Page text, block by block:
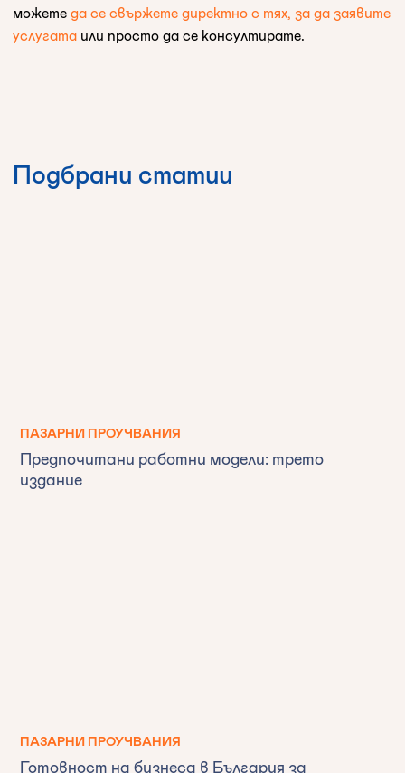
можете да се свържете директно с тях, за да заявите
услугата или просто да се консултирате.
Подбрани статии
ПАЗАРНИ ПРОУЧВАНИЯ
Предпочитани работни модели: трето
издание
ПАЗАРНИ ПРОУЧВАНИЯ
Готовност на бизнеса в България за